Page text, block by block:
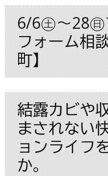
6/6㊏～28
フォーム相
町】
結露カビや
まされない
ョンライフ
か。